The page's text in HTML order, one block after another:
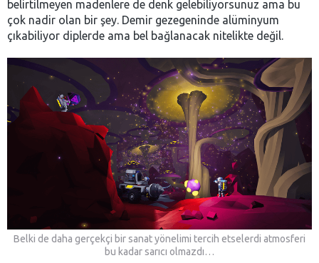
belirtilmeyen madenlere de denk gelebiliyorsunuz ama bu
çok nadir olan bir şey. Demir gezegeninde alüminyum
çıkabiliyor diplerde ama bel bağlanacak nitelikte değil.
Belki de daha gerçekçi bir sanat yönelimi tercih etselerdi atmosferi
bu kadar sarıcı olmazdı…